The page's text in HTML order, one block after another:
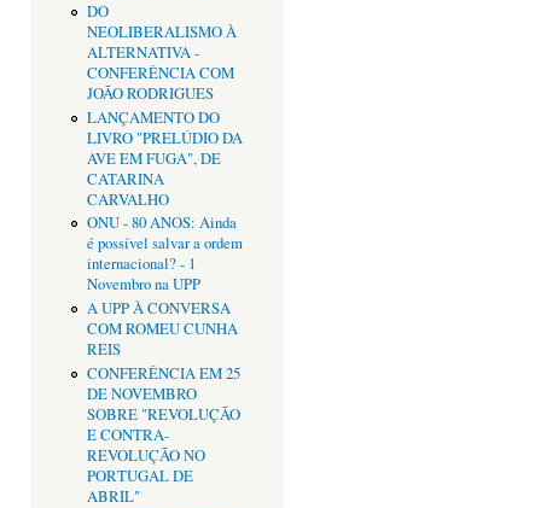
DO
NEOLIBERALISMO À
ALTERNATIVA -
CONFERÊNCIA COM
JOÃO RODRIGUES
LANÇAMENTO DO
LIVRO "PRELÚDIO DA
AVE EM FUGA", DE
CATARINA
CARVALHO
ONU - 80 ANOS: Ainda
é possível salvar a ordem
internacional? - 1
Novembro na UPP
A UPP À CONVERSA
COM ROMEU CUNHA
REIS
CONFERÊNCIA EM 25
DE NOVEMBRO
SOBRE "REVOLUÇÃO
E CONTRA-
REVOLUÇÃO NO
PORTUGAL DE
ABRIL"